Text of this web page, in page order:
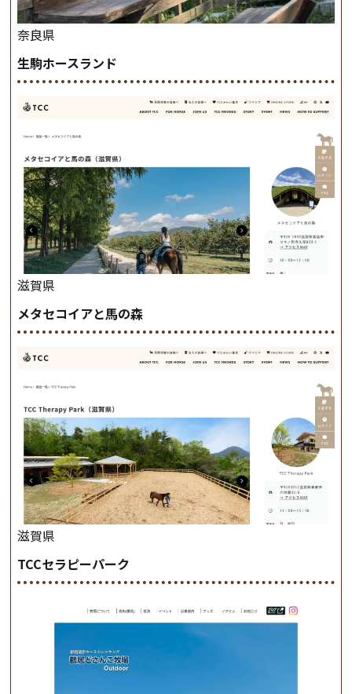
奈良県
生駒ホースランド
滋賀県
メタセコイアと馬の森
滋賀県
TCCセラピーパーク